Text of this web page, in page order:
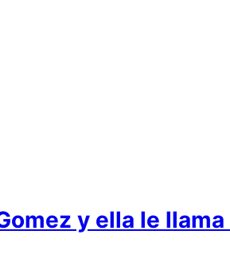
y ella le